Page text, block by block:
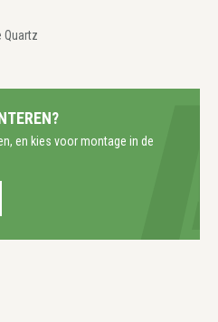
Quartz
en kies voor montage in de